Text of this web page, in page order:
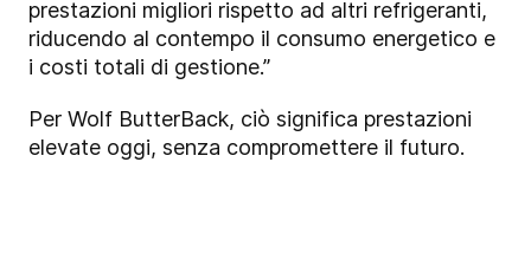
prestazioni migliori rispetto ad altri refrigeranti,
riducendo al contempo il consumo energetico e
i costi totali di gestione.”
Per Wolf ButterBack, ciò significa prestazioni
elevate oggi, senza compromettere il futuro.